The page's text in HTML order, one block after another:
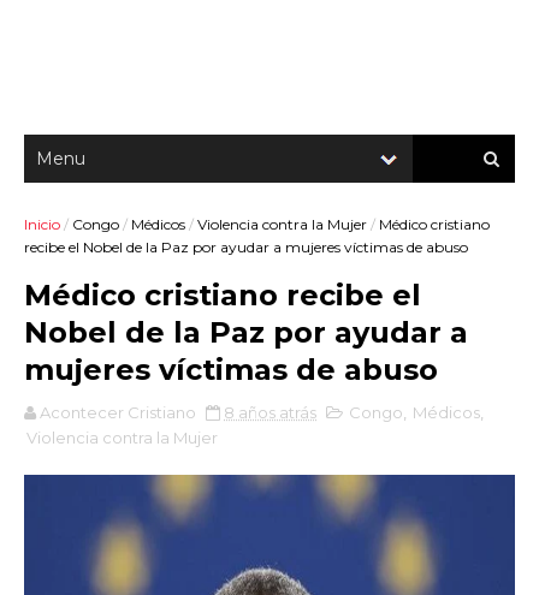
Inicio / Congo / Médicos / Violencia contra la Mujer / Médico cristiano
recibe el Nobel de la Paz por ayudar a mujeres víctimas de abuso
Médico cristiano recibe el
Nobel de la Paz por ayudar a
mujeres víctimas de abuso
Acontecer Cristiano 8 años atrás Congo Médicos
Violencia contra la Mujer